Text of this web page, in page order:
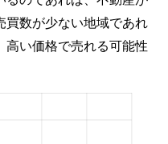
数が少ない地域であれ
い価格で売れる可能性